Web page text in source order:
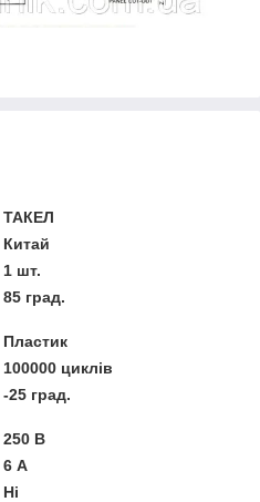
ТАКЕЛ
Китай
1 шт.
85 град.
Пластик
100000 циклів
-25 град.
250 В
6 А
Ні